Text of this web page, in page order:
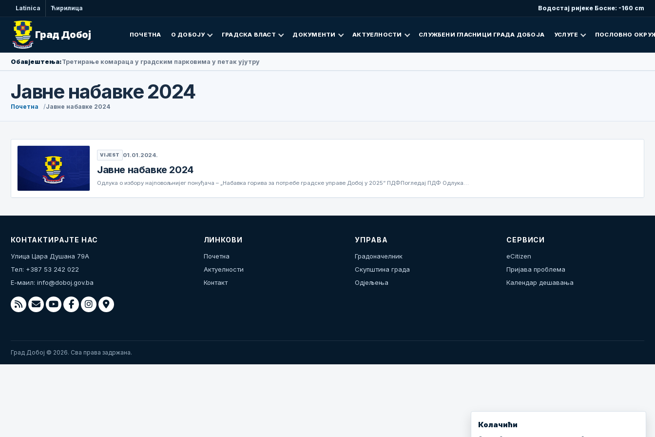
Latinica Ћирилица Водостај ријеке Босне: -160 cm
Град Добој ПОЧЕТНА О ДОБОЈУ ГРАДСКА ВЛАСТ ДОКУМЕНТИ АКТУЕЛНОСТИ СЛУЖБЕНИ ГЛАСНИЦИ ГРАДА ДОБОЈА УСЛУГЕ ПОСЛОВНО
Обавјештења:Третирање комараца у градским парковима у петак ујутру
Јавне набавке 2024
Почетна Јавне набавке 2024
VIJEST 01.01.2024.
Јавне набавке 2024
Одлука о избору најповољнијег понуђача – „Набавка горива за потребе градске управе Добој у 2025“ ПДФПогледај ПДФ Одлука…
КОНТАКТИРАЈТЕ НАС
Улица Цара Душана 79А
Тел: +387 53 242 022
Е-маил: info@doboj.gov.ba
ЛИНКОВИ
Почетна
Актуелности
Контакт
УПРАВА
Градоначелник
Скупштина града
Одјељења
СЕРВИСИ
eCitizen
Пријава проблема
Календар дешавања
Град Добој © 2026. Сва права задржана.
Колачићи